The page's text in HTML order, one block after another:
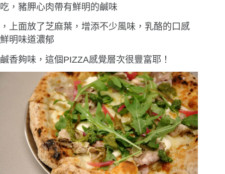
吃，豬胛心肉帶有鮮明的鹹味
，上面放了芝麻葉，增添不少風味，乳酪的口感
鮮明味道濃郁
鹹香夠味，這個PIZZA感覺層次很豐富耶！